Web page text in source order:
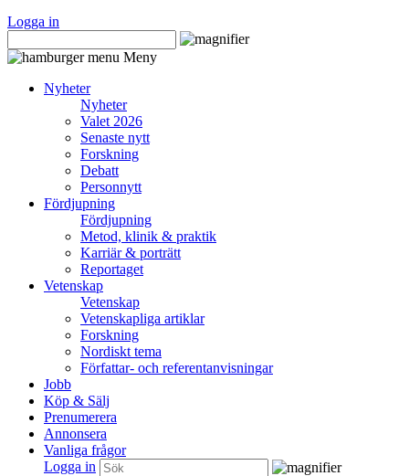
Logga in
Meny
Nyheter
Nyheter
Valet 2026
Senaste nytt
Forskning
Debatt
Personnytt
Fördjupning
Fördjupning
Metod, klinik & praktik
Karriär & porträtt
Reportaget
Vetenskap
Vetenskap
Vetenskapliga artiklar
Forskning
Nordiskt tema
Författar- och referentanvisningar
Jobb
Köp & Sälj
Prenumerera
Annonsera
Vanliga frågor
Logga in